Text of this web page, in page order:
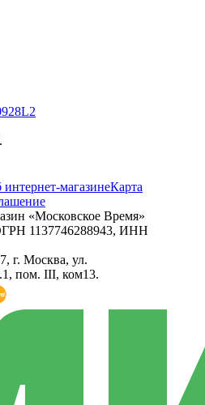
магазинеКарта
«Московское Время»
1137746288943, ИНН
г. Москва, ул.
пом. III, ком13.